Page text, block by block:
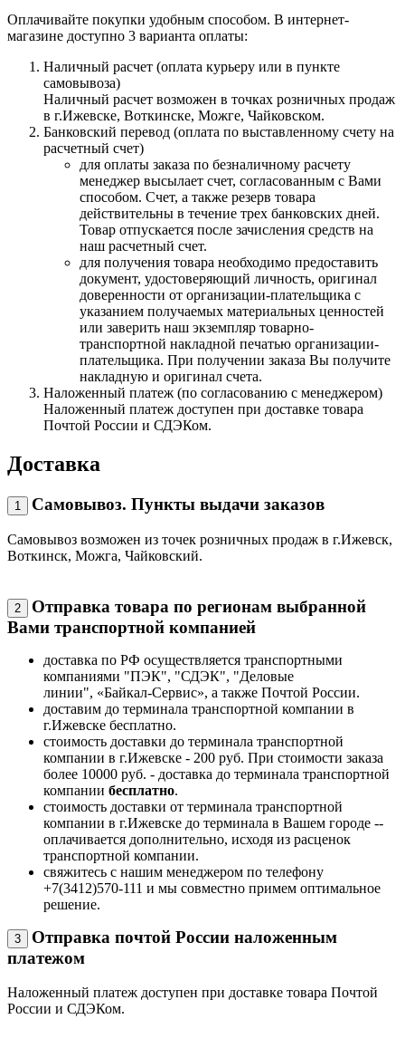
Оплачивайте покупки удобным способом. В интернет-
магазине доступно 3 варианта оплаты:
Наличный расчет (оплата курьеру или в пункте
самовывоза)
Наличный расчет возможен в точках розничных продаж
в г.Ижевске, Воткинске, Можге, Чайковском.
Банковский перевод (оплата по выставленному счету на
расчетный счет)
для оплаты заказа по безналичному расчету
менеджер высылает счет, согласованным с Вами
способом. Счет, а также резерв товара
действительны в течение трех банковских дней.
Товар отпускается после зачисления средств на
наш расчетный счет.
для получения товара необходимо предоставить
документ, удостоверяющий личность, оригинал
доверенности от организации-плательщика с
указанием получаемых материальных ценностей
или заверить наш экземпляр товарно-
транспортной накладной печатью организации-
плательщика. При получении заказа Вы получите
накладную и оригинал счета.
Наложенный платеж (по согласованию с менеджером)
Наложенный платеж доступен при доставке товара
Почтой России и СДЭКом.
Доставка
1 Самовывоз. Пункты выдачи заказов
Самовывоз возможен из точек розничных продаж в г.Ижевск,
Воткинск, Можга, Чайковский.
2
Отправка товара по регионам выбранной
Вами транспортной компанией
доставка по РФ осуществляется транспортными
компаниями "ПЭК", "СДЭК", "Деловые
линии", «Байкал-Сервис», а также Почтой России.
доставим до терминала транспортной компании в
г.Ижевске бесплатно.
стоимость доставки до терминала транспортной
компании в г.Ижевске - 200 руб. При стоимости заказа
более 10000 руб. - доставка до терминала транспортной
компании бесплатно.
стоимость доставки от терминала транспортной
компании в г.Ижевске до терминала в Вашем городе --
оплачивается дополнительно, исходя из расценок
транспортной компании.
свяжитесь с нашим менеджером по телефону
+7(3412)570-111 и мы совместно примем оптимальное
решение.
3
Отправка почтой России наложенным
платежом
Наложенный платеж доступен при доставке товара Почтой
России и СДЭКом.